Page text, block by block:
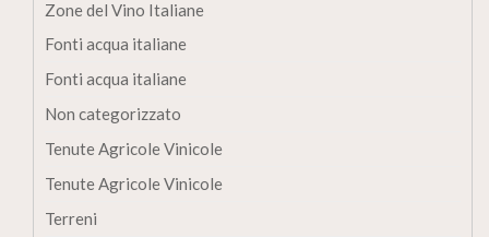
Zone del Vino Italiane
Fonti acqua italiane
Fonti acqua italiane
Non categorizzato
Tenute Agricole Vinicole
Tenute Agricole Vinicole
Terreni